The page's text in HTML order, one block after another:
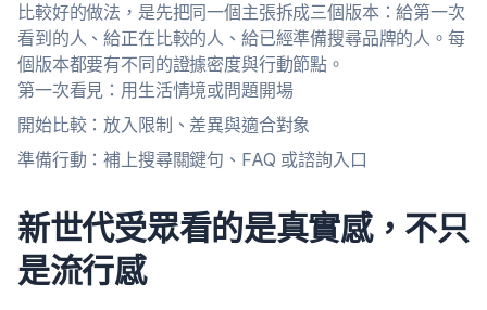
比較好的做法，是先把同一個主張拆成三個版本：給第一次
看到的人、給正在比較的人、給已經準備搜尋品牌的人。每
個版本都要有不同的證據密度與行動節點。
第一次看見：用生活情境或問題開場
開始比較：放入限制、差異與適合對象
準備行動：補上搜尋關鍵句、FAQ 或諮詢入口
新世代受眾看的是真實感，不只
是流行感